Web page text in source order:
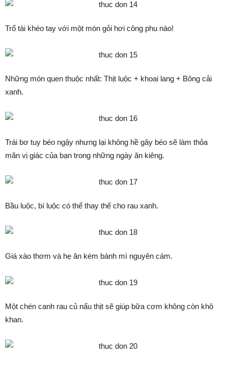
Trổ tài khéo tay với một món gỏi hơi công phu nào!
Những món quen thuộc nhất: Thịt luộc + khoai lang + Bông cải
xanh.
Trái bơ tuy béo ngậy nhưng lại không hề gây béo sẽ làm thỏa
mãn vị giác của bạn trong những ngày ăn kiêng.
Bầu luộc, bí luộc có thể thay thế cho rau xanh.
Giá xào thơm và hẹ ăn kèm bánh mì nguyên cám.
Một chén canh rau củ nấu thịt sẽ giúp bữa cơm không còn khô
khan.